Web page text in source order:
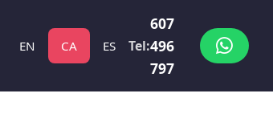
EN CA ES Tel:
607
496
797